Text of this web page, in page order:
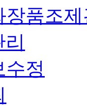
장품조
수정